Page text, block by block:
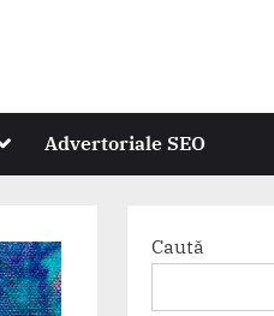
Advertoriale SEO
Caută